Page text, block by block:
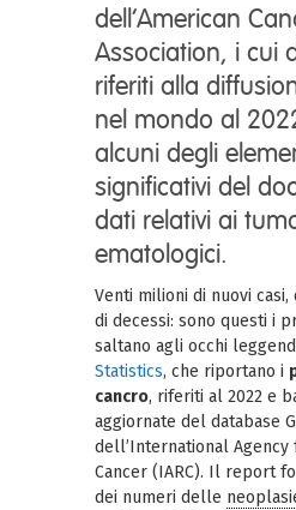
dell’American
Association, i cui
riferiti alla
nel mondo al
alcuni degli
significativi del
dati relativi ai
ematologici.
Venti milioni di nuovi casi,
di decessi: sono questi i
saltano agli occhi
Statistics, che riportano i
cancro, riferiti al 2022 e
aggiornate del database
dell’International Agency
Cancer (IARC). Il report
dei numeri delle